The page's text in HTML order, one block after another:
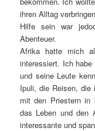
ihren Alltag
Hilfe sein war
Abenteuer.
Afrika hatte mich
interessiert. Ich habe
und seine Leute
Ipuli, die Reisen, die
mit den Priestern in
das Leben und den
interessante und